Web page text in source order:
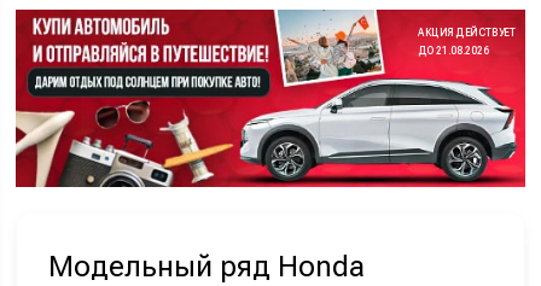
АКЦИЯ ДЕЙСТВУЕТ
ДО 21.08.2026
Модельный ряд Honda